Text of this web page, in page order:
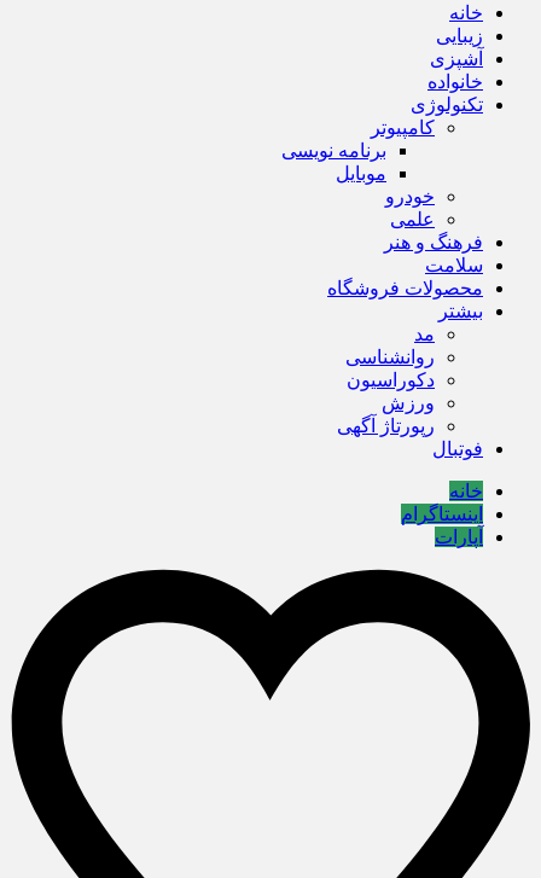
خانه
زیبایی
آشپزی
خانواده
تکنولوژی
کامپیوتر
برنامه نویسی
موبایل
خودرو
علمی
فرهنگ و هنر
سلامت
محصولات فروشگاه
بیشتر
مد
روانشناسی
دکوراسیون
ورزش
رپورتاژ آگهی
فوتبال
خانه
اینستاگرام
آپارات